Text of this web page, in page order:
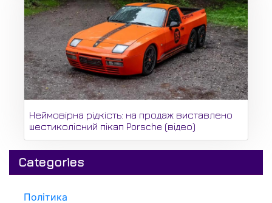
Неймовірна рідкість: на продаж виставлено
шестиколісний пікап Porsche (відео)
Categories
Політика